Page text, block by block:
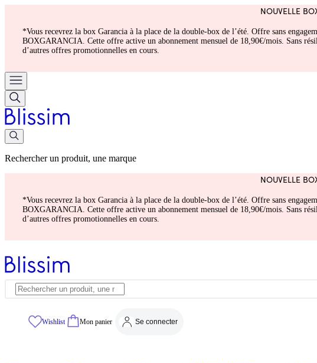
NOUVELLE
*Vous recevrez la box Garancia à la place de la double-box de l’été. Offre sans
BOXGARANCIA. Cette offre active un abonnement mensuel de 18,90€/mois. Sans
d’autres offres promotionnelles en cours.
Rechercher un produit, une marque
NOUVELLE
*Vous recevrez la box Garancia à la place de la double-box de l’été. Offre sans
BOXGARANCIA. Cette offre active un abonnement mensuel de 18,90€/mois. Sans
d’autres offres promotionnelles en cours.
Wishlist Mon panier Se connecter